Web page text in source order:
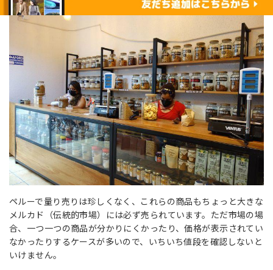
ペルーで量り売りは珍しくなく、これらの商品もちょっと大きな
メルカド（伝統的市場）には必ず売られています。ただ市場の場
合、一つ一つの商品が分かりにくかったり、価格が表示されてい
なかったりするケースが多いので、いちいち値段を確認しないと
いけません。